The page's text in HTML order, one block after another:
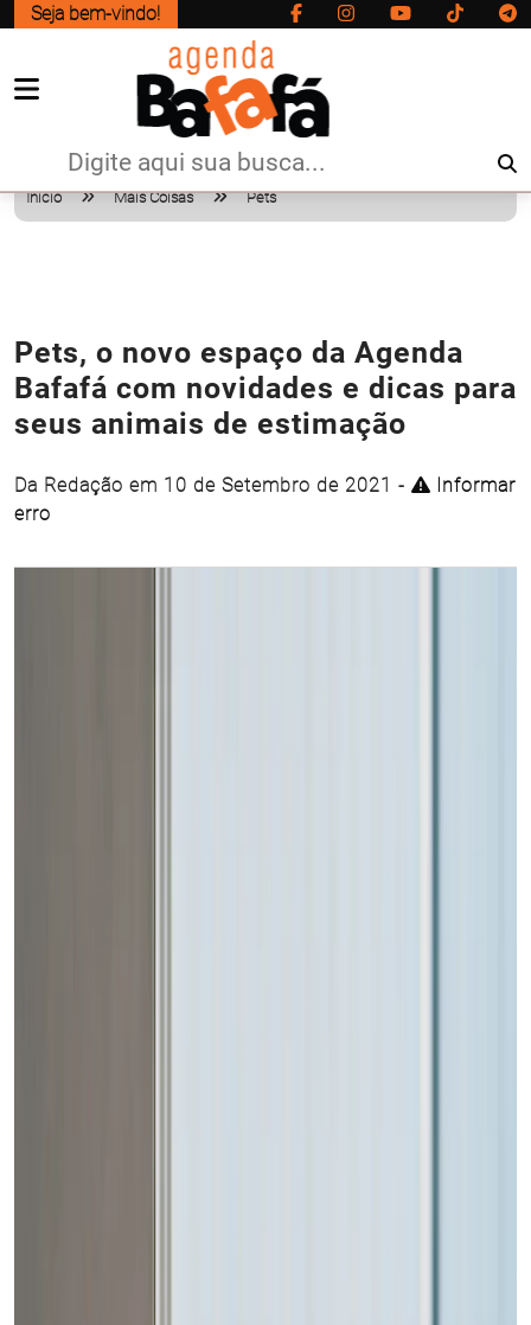
Seja bem-vindo!
Início Mais Coisas Pets
Pets, o novo espaço da Agenda
Bafafá com novidades e dicas para
seus animais de estimação
Da Redação em 10 de Setembro de 2021 -
Informar
erro